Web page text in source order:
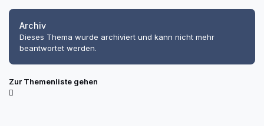
Archiv
Dieses Thema wurde archiviert und kann nicht mehr
beantwortet werden.
Zur Themenliste gehen